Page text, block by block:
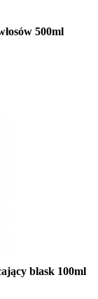
500ml
blask 100ml